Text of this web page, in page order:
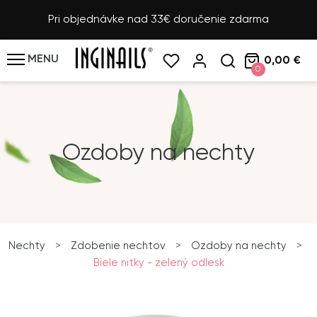
Pri objednávke nad 33€ doručenie zdarma
MENU
0
0,00 €
Ozdoby na nechty
Nechty > Zdobenie nechtov > Ozdoby na nechty
>
Biele nitky - zelený odlesk